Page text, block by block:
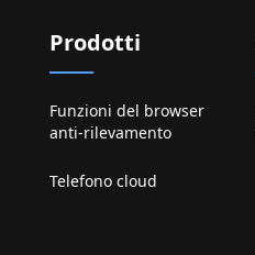
Prodotti
Funzioni del browser
anti-rilevamento
Telefono cloud